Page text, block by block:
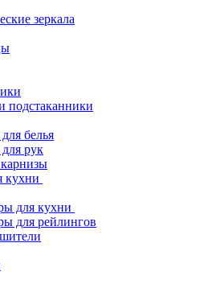
зеркала
подстаканники
белья
рук
кухни
для кухни
для рейлингов